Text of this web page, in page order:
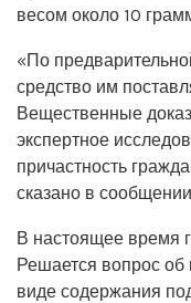
весом около 10
«По
средство им
Вещественные
экспертное
причастность
сказано в
В настоящее время
Решается вопрос
виде содержания